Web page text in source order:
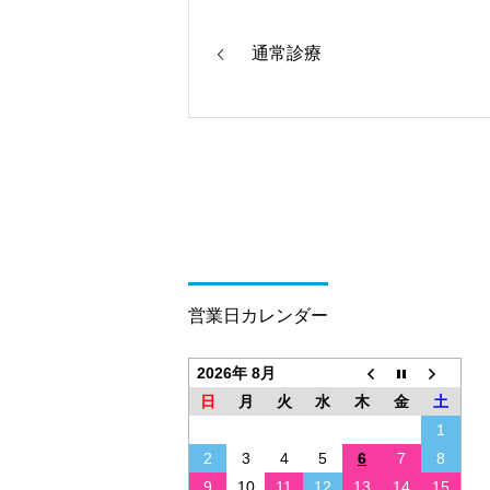
通常診療
営業日カレンダー
2026年 8月
日
月 火 水 木 金
土
1
2
3 4 5 6 7
8